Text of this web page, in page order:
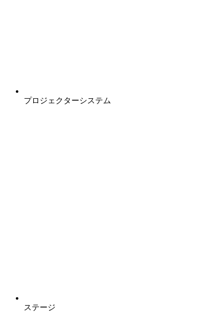
プロジェクターシステム
ステージ